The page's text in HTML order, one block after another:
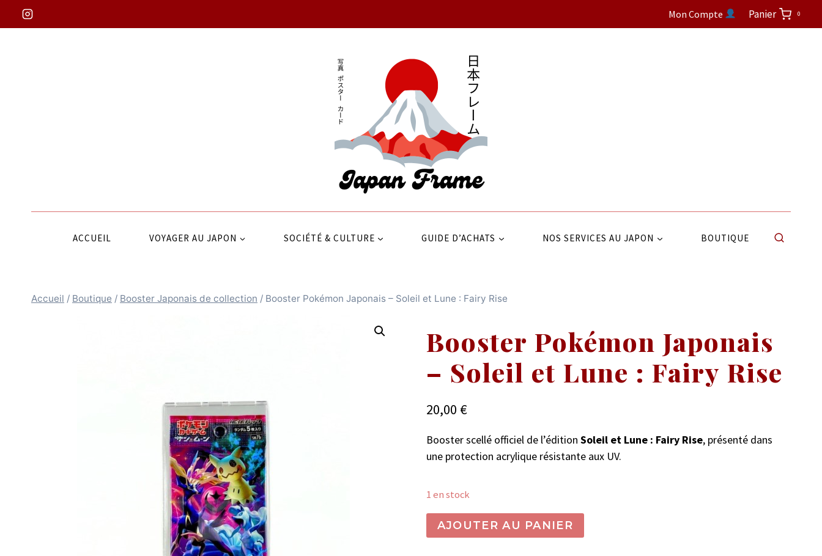
Mon Compte Panier 0
ACCUEIL VOYAGER AU JAPON SOCIÉTÉ & CULTURE GUIDE D’ACHATS NOS SERVICES AU JAPON BOUTIQUE
Accueil / Boutique / Booster Japonais de collection / Booster Pokémon Japonais – Soleil et Lune : Fairy Rise
Booster Pokémon Japonais
– Soleil et Lune : Fairy Rise
20,00 €
Booster scellé officiel de l’édition Soleil et Lune : Fairy Rise, présenté dans
une protection acrylique résistante aux UV.
1 en stock
quantité
de
AJOUTER AU PANIER